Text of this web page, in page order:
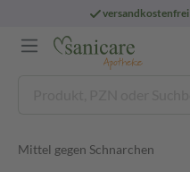
versandkostenfrei
Mittel gegen Schnarchen